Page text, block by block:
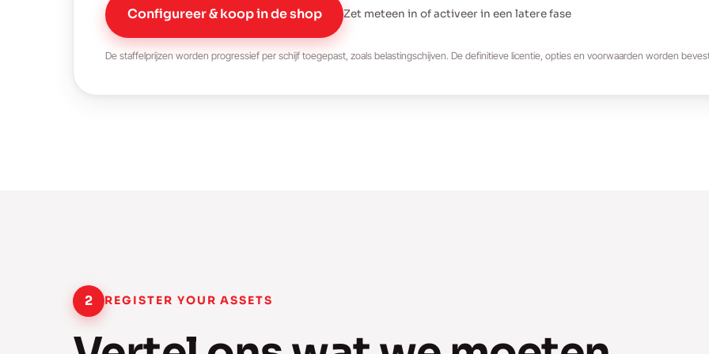
Configureer & koop in de shop Zet meteen in of activeer in een latere fase
De staffelprijzen worden progressief per schijf toegepast, zoals belastingschijven. De definitieve licentie, opties en voorwaarden worden
2 REGISTER YOUR ASSETS